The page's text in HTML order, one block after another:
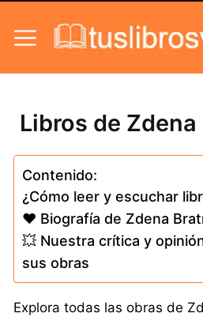
Libros de
Contenido:
¿Cómo leer y escuchar
❤️ Biografía de Zdena
💥 Nuestra crítica y
sus obras
Explora todas las obras de